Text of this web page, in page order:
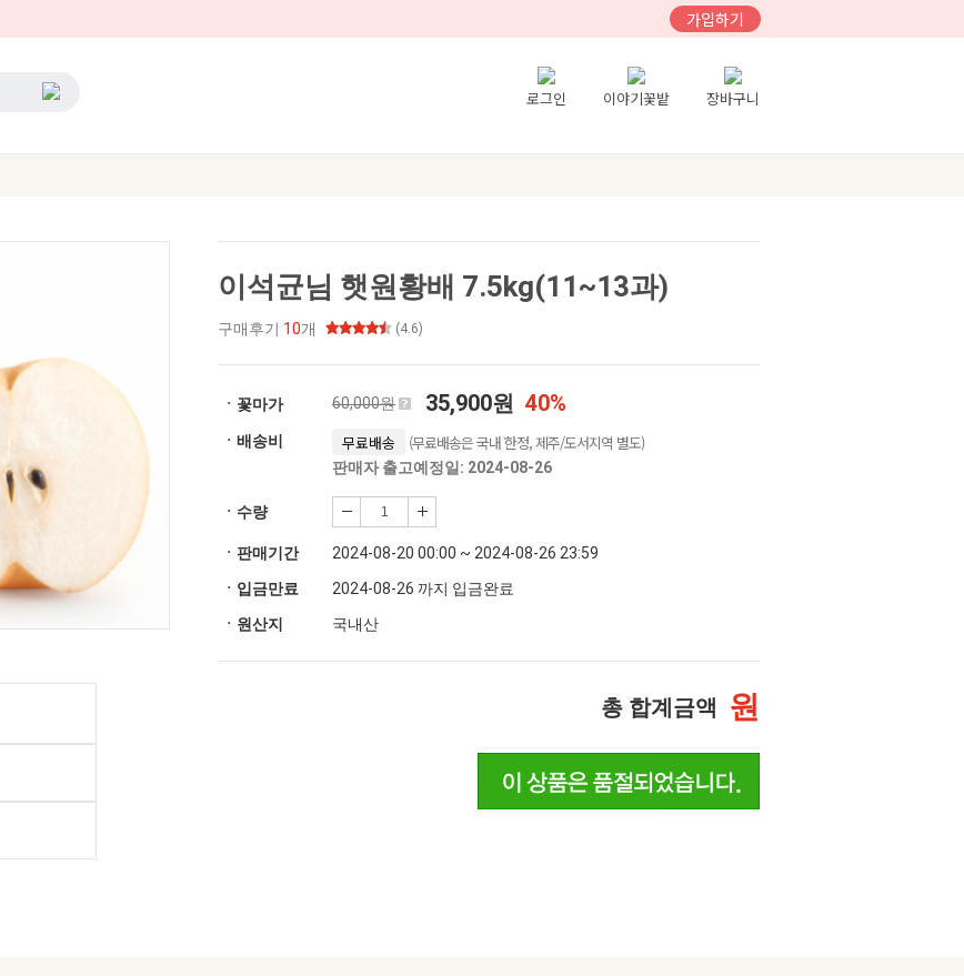
가입하기
로그인 이야기꽃밭 장바구니
이석균님 햇원황배 7.5kg(11~13과)
구매후기 10개 (4.6)
ㆍ꽃마가 60,000원 35,900원 40%
ㆍ배송비 무료배송 (무료배송은 국내 한정, 제주/도서지역 별도)
판매자 출고예정일: 2024-08-26
ㆍ수량
ㆍ판매기간
2024-08-20 00:00 ~ 2024-08-26 23:59
ㆍ입금만료
2024-08-26 까지 입금완료
ㆍ원산지
국내산
총 합계금액 원